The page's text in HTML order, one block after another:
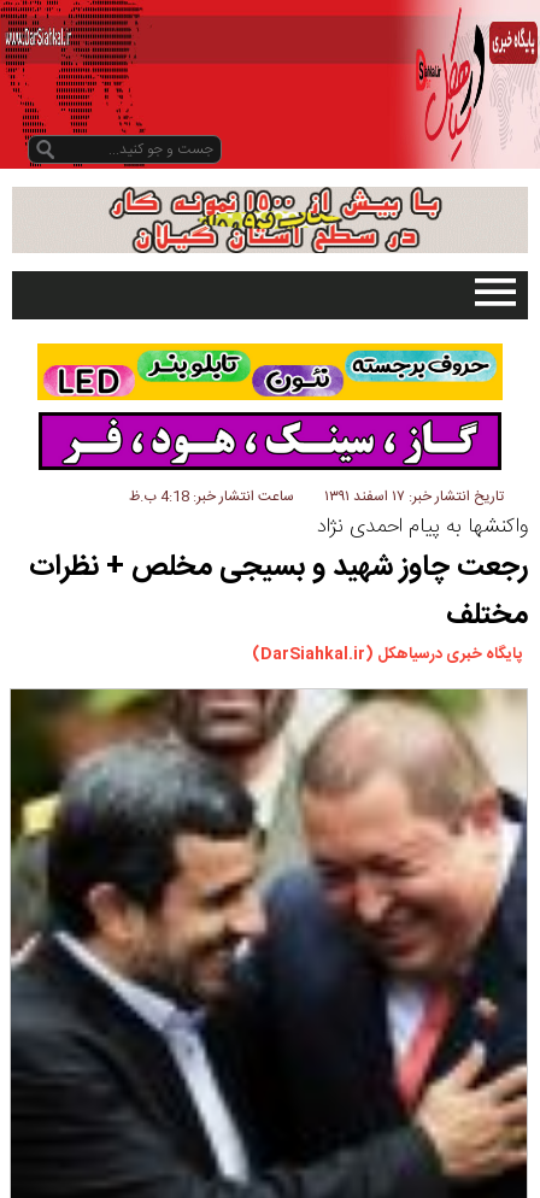
صفحه اصلی
تبلیغات در سایت
گیلان
سیاهکل
دیلمان
ورزشی
درباره ما
تاریخ انتشار خبر: ۱۷ اسفند ۱۳۹۱ ساعت انتشار خبر: 4:18 ب.ظ
واکنشها به پیام احمدی نژاد
رجعت چاوز شهید و بسیجی مخلص + نظرات
مختلف
پایگاه خبری درسیاهکل (DarSiahkal.ir)